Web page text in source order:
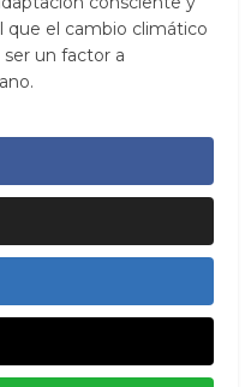
que el cambio climático
ser un factor a